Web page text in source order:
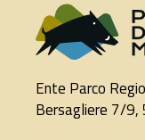
Ente Parco
Bersagliere 7/